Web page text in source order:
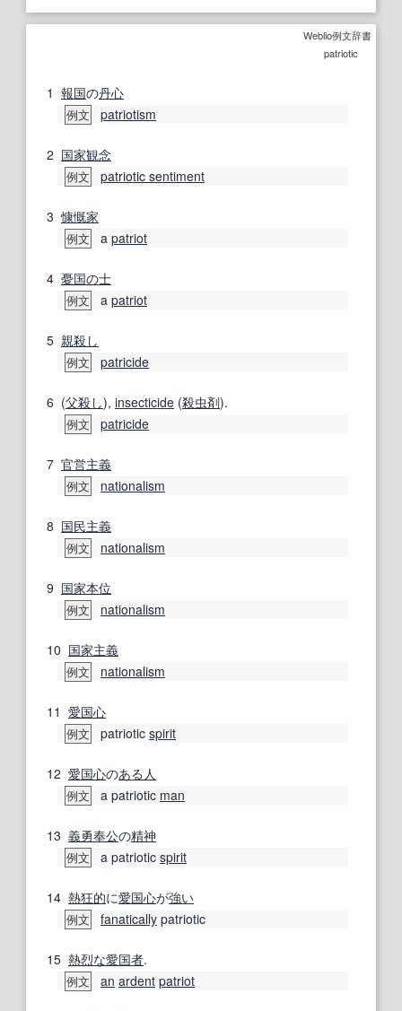
Weblio例文辞書
patriotic
1 報国の丹心
例文 patriotism
2 国家観念
例文 patriotic sentiment
3 慷慨家
例文 a patriot
4 憂国の士
例文 a patriot
5 親殺し
例文 patricide
6 (父殺し), insecticide (殺虫剤).
例文 patricide
7 官営主義
例文 nationalism
8 国民主義
例文 nationalism
9 国家本位
例文 nationalism
10 国家主義
例文 nationalism
11 愛国心
例文 patriotic spirit
12 愛国心のある人
例文 a patriotic man
13 義勇奉公の精神
例文 a patriotic spirit
14 熱狂的に愛国心が強い
例文 fanatically patriotic
15 熱烈な愛国者.
例文 an ardent patriot